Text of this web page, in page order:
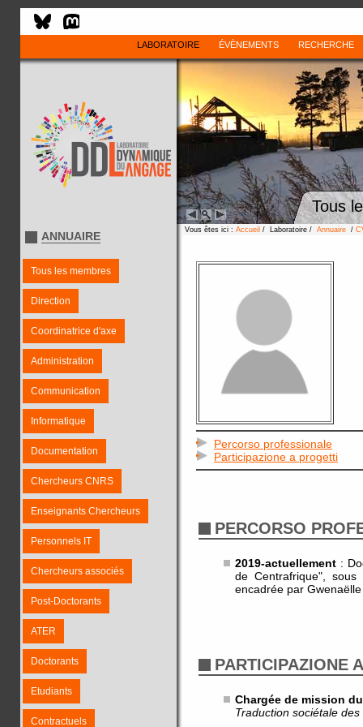
LABORATOIRE ÉVÈNEMENTS RECHERCHE
Tous
ANNUAIRE
Tous les membres
Direction
Coordinatrice d'axe
Administration
Communication
Informatique
Documentation
Chercheurs CNRS
Enseignants Chercheurs
Personnels IT
Chercheurs associés
Post-Doctorants
ATER
Doctorants
Etudiants
Contractuels
Vous êtes ici : Accueil / Laboratoire / Annuaire /
Percorso professionale
Participazione a progetti
PERCORSO
2019-actuellement :
de Centrafrique",
encadrée par
PARTICIPAZIONE
Chargée de mission
Traduction sociétale